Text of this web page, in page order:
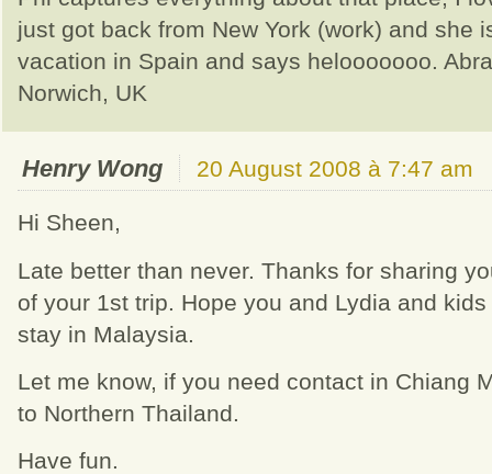
just got back from New York (work) and she
vacation in Spain and says helooooooo.
Norwich, UK
Henry Wong 20 August 2008 à 7:47 am
Hi Sheen,
Late better than never. Thanks for sharing
of your 1st trip. Hope you and Lydia and
stay in Malaysia.
Let me know, if you need contact in Chiang
to Northern Thailand.
Have fun.